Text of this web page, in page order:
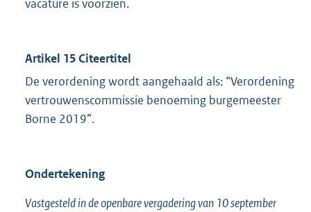
vacature is voorzien.
Artikel 15 Citeertitel
De verordening wordt aangehaald als: “Verordening
vertrouwenscommissie benoeming burgemeester
Borne 2019”.
Ondertekening
Vastgesteld in de openbare vergadering van 10 september